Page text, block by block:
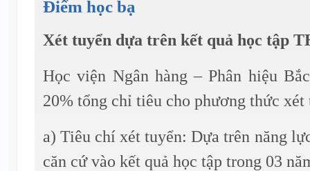
Điểm học bạ
Xét tuyển dựa trên kết quả học tập
Học viện Ngân hàng – Phân hiệu
20% tổng chỉ tiêu cho phương thức xét
a) Tiêu chí xét tuyển: Dựa trên năng
căn cứ vào kết quả học tập trong 03